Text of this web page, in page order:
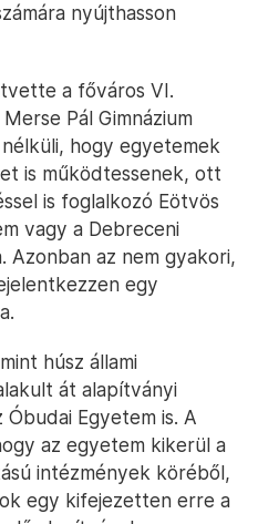
nyújthasson
a főváros VI.
Pál Gimnázium
hogy egyetemek
is működtessenek, ott
is foglalkozó Eötvös
vagy a Debreceni
Azonban az nem gyakori,
egy
húsz állami
át alapítványi
Egyetem is. A
az egyetem kikerül a
intézmények köréből,
egy kifejezetten erre a